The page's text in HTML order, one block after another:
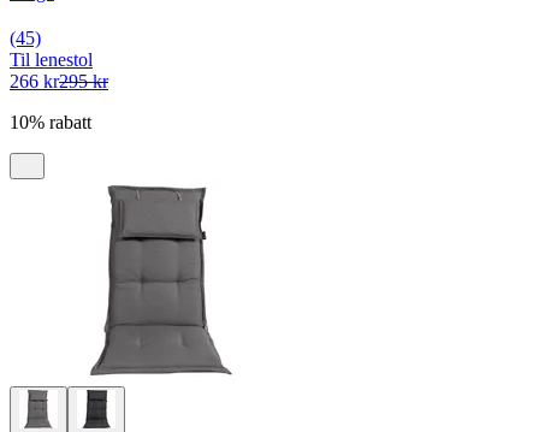
(45)
Til lenestol
266 kr295 kr
10% rabatt